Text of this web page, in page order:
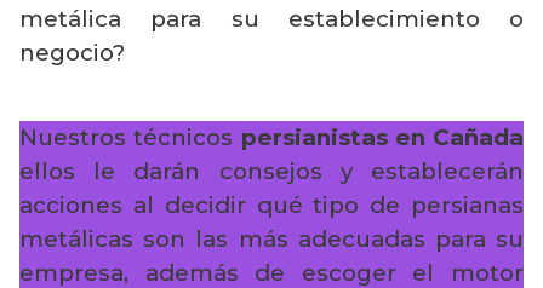
metálica para su establecimiento o
negocio?
Nuestros técnicos persianistas en Cañada
ellos le darán consejos y establecerán
acciones al decidir qué tipo de persianas
metálicas son las más adecuadas para su
empresa, además de escoger el motor